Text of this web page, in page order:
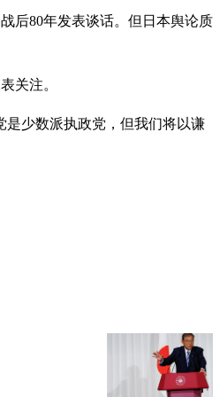
后80年发表谈话。但日本舆论质
关注。
是少数派执政党，但我们将以谦